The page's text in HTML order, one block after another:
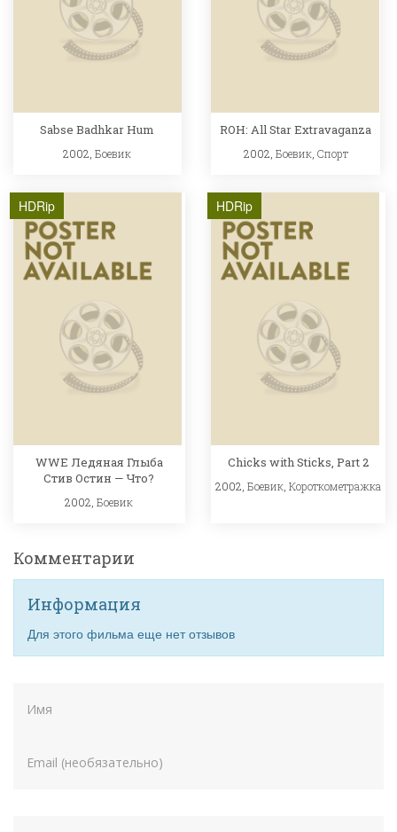
Sabse Badhkar Hum
2002,Боевик
ROH: All Star Extravaganza
2002, Боевик, Спорт
HDRip
WWE Ледяная Глыба
Стив Остин — Что?
2002,Боевик
HDRip
Chicks with Sticks, Part 2
2002,Боевик ,Короткометражка
Комментарии
Информация
Для этого фильма еще нет отзывов